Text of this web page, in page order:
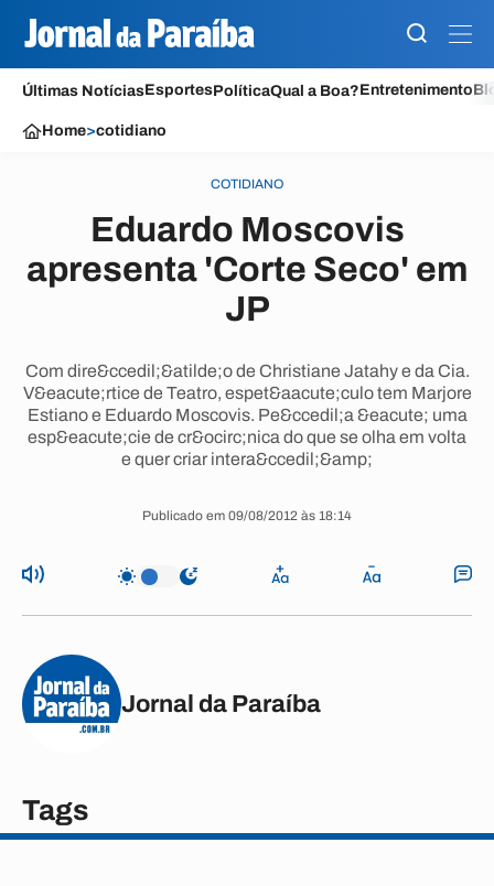
Últimas NotíciasEsportesPolíticaQual a Boa?Entretenimento
Home>cotidiano
COTIDIANO
Eduardo Moscovis
apresenta 'Corte Seco' em
JP
Com dire&ccedil;&atilde;o de Christiane Jatahy e da Cia.
V&eacute;rtice de Teatro, espet&aacute;culo tem Marjore
Estiano e Eduardo Moscovis. Pe&ccedil;a &eacute; uma
esp&eacute;cie de cr&ocirc;nica do que se olha em volta
e quer criar intera&ccedil;&amp;
Publicado em 09/08/2012 às 18:14
Jornal da Paraíba
Tags